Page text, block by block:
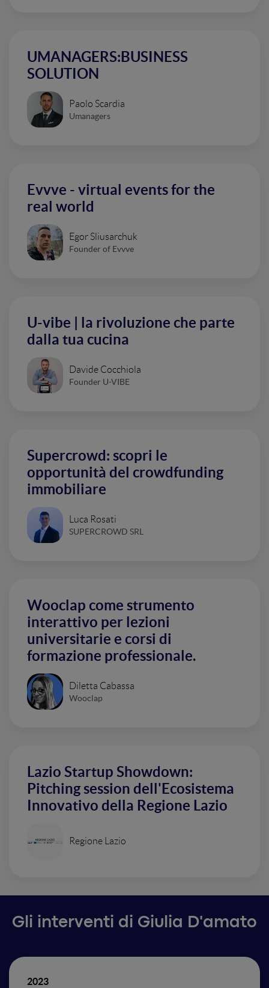
UMANAGERS:BUSINESS
SOLUTION
Paolo Scardia
Umanagers
Evvve - virtual events for the
real world
Egor Sliusarchuk
Founder of Evvve
U-vibe | la rivoluzione che parte
dalla tua cucina
Davide Cocchiola
Founder U-VIBE
Supercrowd: scopri le
opportunità del crowdfunding
immobiliare
Luca Rosati
SUPERCROWD SRL
Wooclap come strumento
interattivo per lezioni
universitarie e corsi di
formazione professionale.
Diletta Cabassa
Wooclap
Lazio Startup Showdown:
Pitching session dell'Ecosistema
Innovativo della Regione Lazio
Regione Lazio
Gli interventi di Giulia D'amato
2023